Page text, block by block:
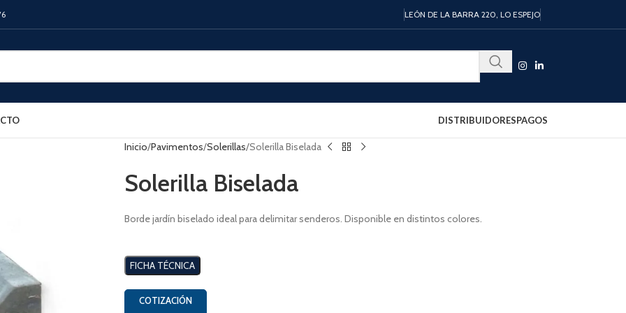
LEÓN DE LA BARRA 220, LO ESPEJO
DISTRIBUIDORESPAGOS
Inicio Pavimentos Solerillas Solerilla Biselada
Solerilla Biselada
Borde jardín biselado ideal para delimitar senderos. Disponible en distintos colores.
FICHA TÉCNICA
COTIZACIÓN